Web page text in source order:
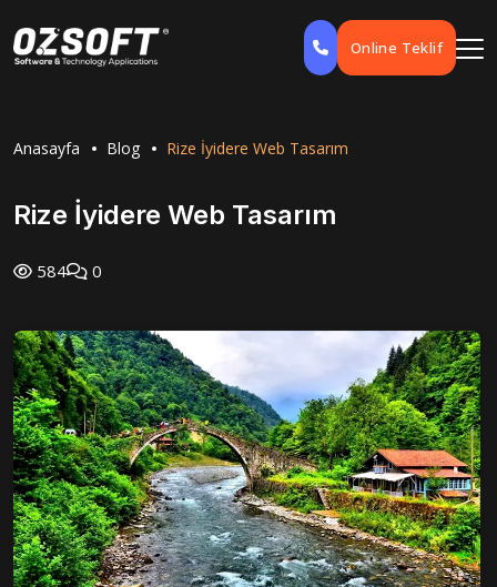
Online Teklif
Anasayfa Blog Rize İyidere Web Tasarım
Rize İyidere Web Tasarım
584 0